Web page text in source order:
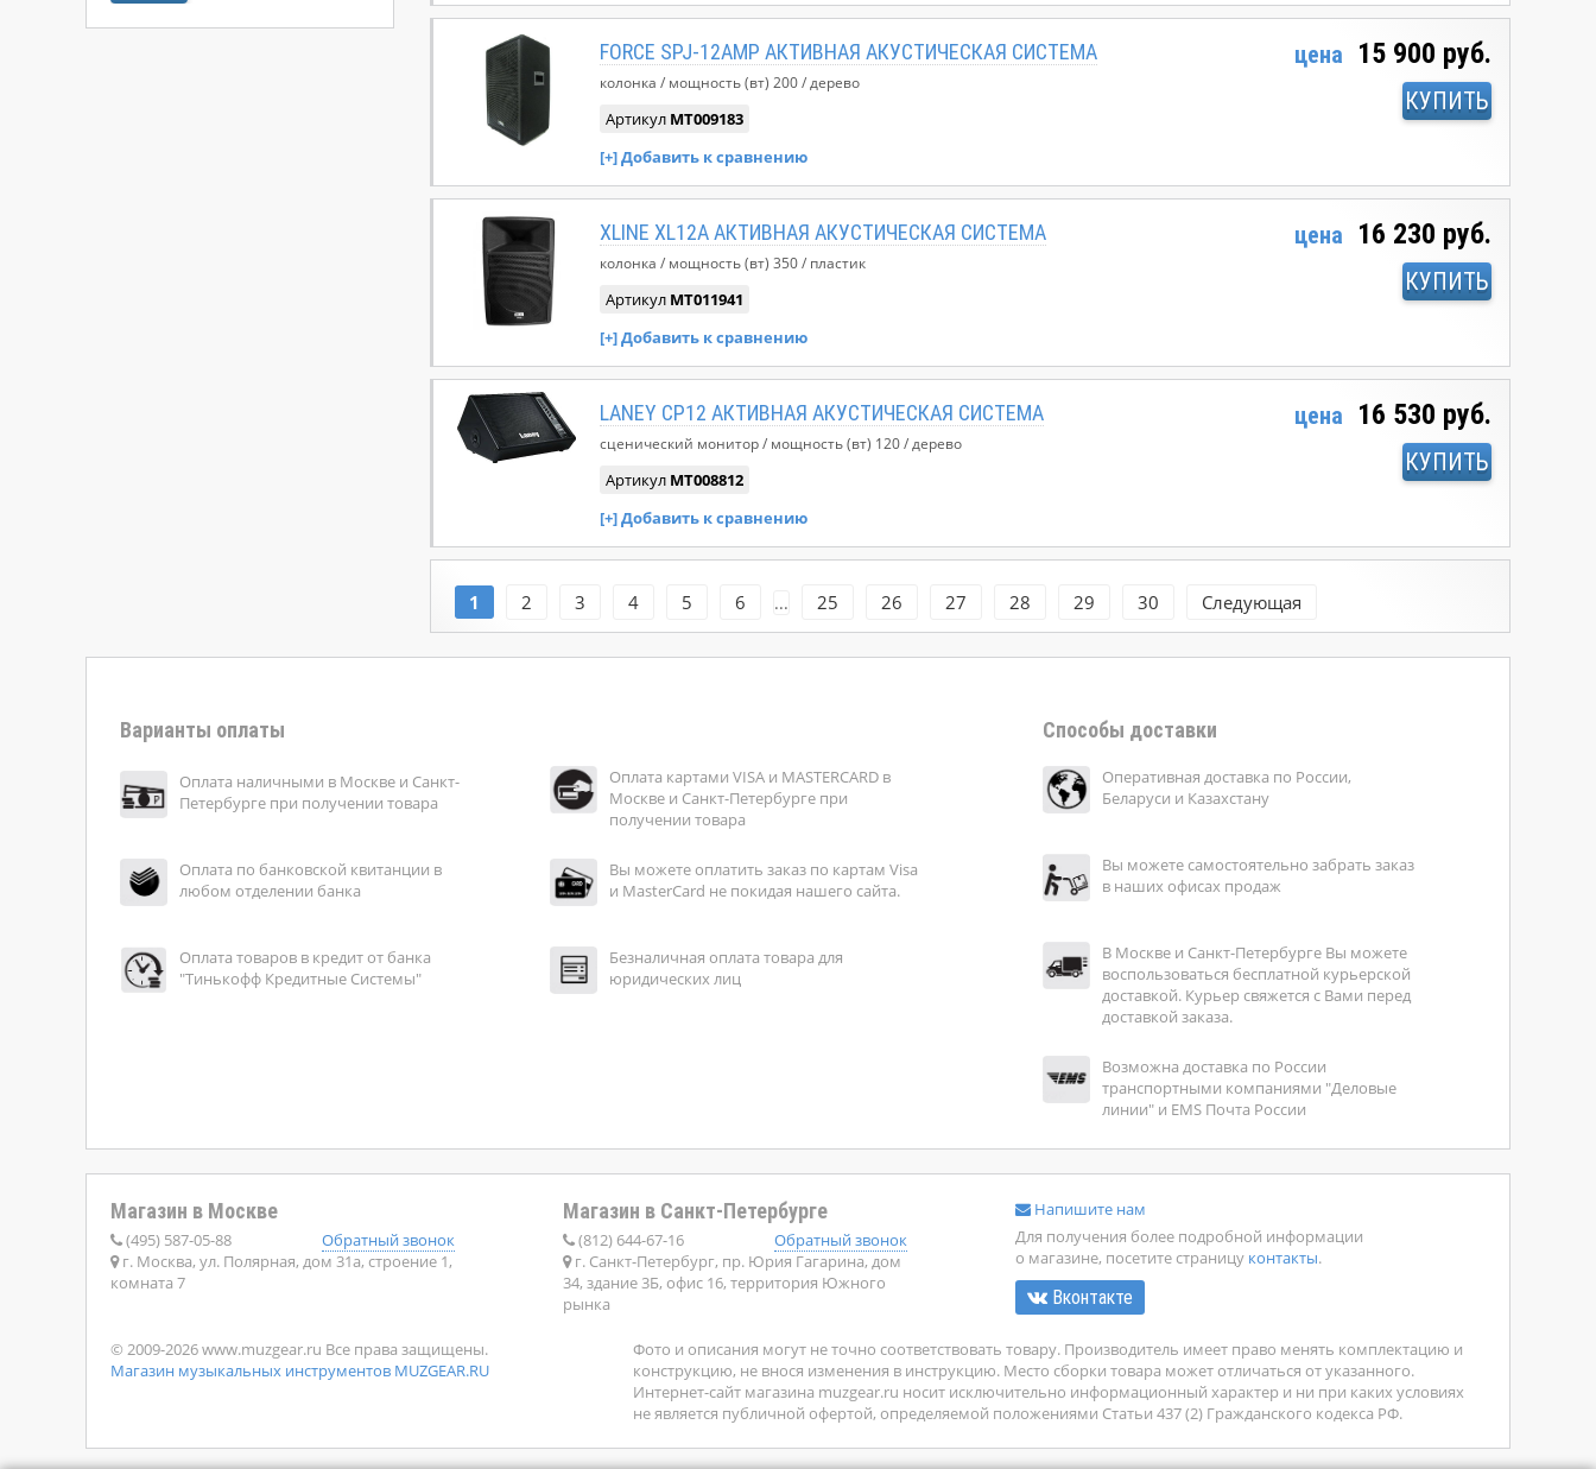
FORCE SPJ-12AMP АКТИВНАЯ АКУСТИЧЕСКАЯ СИСТЕМА
колонка мощность (вт) 200 дерево
Артикул MT009183
цена 15 900 руб.
КУПИТЬ
XLINE XL12A АКТИВНАЯ АКУСТИЧЕСКАЯ СИСТЕМА
колонка мощность (вт) 350 пластик
Артикул MT011941
цена 16 230 руб.
КУПИТЬ
LANEY CP12 АКТИВНАЯ АКУСТИЧЕСКАЯ СИСТЕМА
сценический монитор мощность (вт) 120 дерево
Артикул MT008812
цена 16 530 руб.
КУПИТЬ
1 2 3 4 5 6 ... 25 26 27 28 29 30 Следующая
Варианты оплаты
Оплата наличными в Москве и Санкт-
Петербурге при получении товара
Оплата картами VISA и MASTERCARD в
Москве и Санкт-Петербурге при
получении товара
Оплата по банковской квитанции в
любом отделении банка
Вы можете оплатить заказ по картам Visa
и MasterCard не покидая нашего сайта.
Оплата товаров в кредит от банка
"Тинькофф Кредитные Системы"
Безналичная оплата товара для
юридических лиц
Способы доставки
Оперативная доставка по России,
Беларуси и Казахстану
Вы можете самостоятельно забрать заказ
в наших офисах продаж
В Москве и Санкт-Петербурге Вы можете
воспользоваться бесплатной курьерской
доставкой. Курьер свяжется с Вами перед
доставкой заказа.
Возможна доставка по России
транспортными компаниями "Деловые
линии" и EMS Почта России
Магазин в Москве
(495) 587-05-88
Обратный звонок
г. Москва, ул. Полярная, дом 31а, строение 1,
комната 7
Магазин в Санкт-Петербурге
(812) 644-67-16
Обратный звонок
г. Санкт-Петербург, пр. Юрия Гагарина, дом
34, здание 3Б, офис 16, территория Южного
рынка
Напишите нам
Для получения более подробной информации
о магазине, посетите страницу контакты.
Вконтакте
© 2009-2026 www.muzgear.ru Все права защищены.
Магазин музыкальных инструментов MUZGEAR.RU
Фото и описания могут не точно соответствовать товару. Производитель имеет право менять комплектацию и
конструкцию, не внося изменения в инструкцию. Место сборки товара может отличаться от указанного.
Интернет-сайт магазина muzgear.ru носит исключительно информационный характер и ни при каких условиях
не является публичной офертой, определяемой положениями Статьи 437 (2) Гражданского кодекса РФ.